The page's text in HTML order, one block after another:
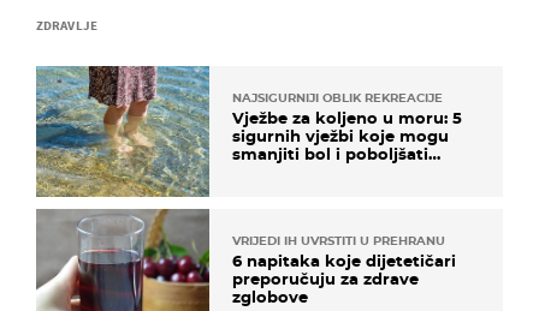
ZDRAVLJE
NAJSIGURNIJI OBLIK REKREACIJE
Vježbe za koljeno u moru: 5
sigurnih vježbi koje mogu
smanjiti bol i poboljšati
VRIJEDI IH UVRSTITI U PREHRANU
6 napitaka koje dijetetičari
preporučuju za zdrave
zglobove